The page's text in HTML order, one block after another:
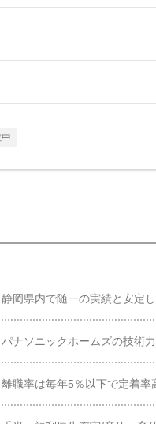
静岡県内で随一の実績と安定
パナソニックホームズの技術
離職率は毎年5％以下で定着率